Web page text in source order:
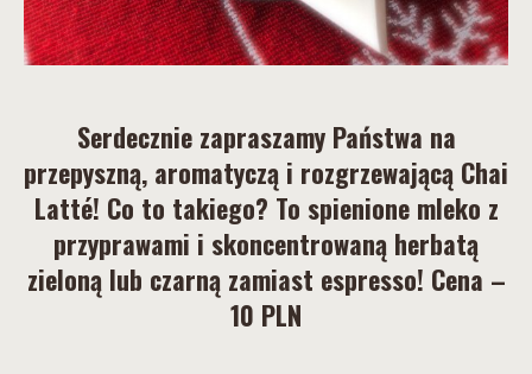
Serdecznie zapraszamy Państwa na
przepyszną, aromatyczą i rozgrzewającą Chai
Latté! Co to takiego? To spienione mleko z
przyprawami i skoncentrowaną herbatą
zieloną lub czarną zamiast espresso! Cena –
10 PLN